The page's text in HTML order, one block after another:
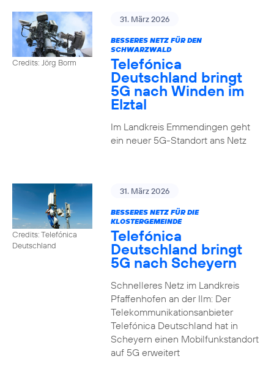
Credits: Jörg Borm
31. März 2026
BESSERES NETZ FÜR DEN
SCHWARZWALD
Telefónica
Deutschland bringt
5G nach Winden im
Elztal
Im Landkreis Emmendingen geht
ein neuer 5G-Standort ans Netz
Credits: Telefónica
Deutschland
31. März 2026
BESSERES NETZ FÜR DIE
KLOSTERGEMEINDE
Telefónica
Deutschland bringt
5G nach Scheyern
Schnelleres Netz im Landkreis
Pfaffenhofen an der Ilm: Der
Telekommunikationsanbieter
Telefónica Deutschland hat in
Scheyern einen Mobilfunkstandort
auf 5G erweitert